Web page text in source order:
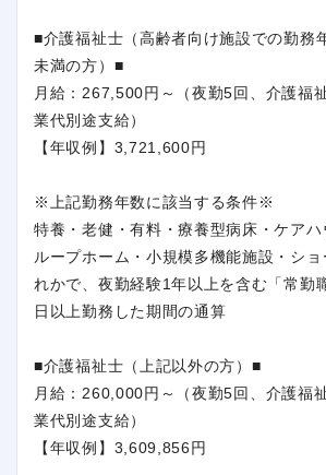
■介護福祉士（高齢者向け施設での勤務
未満の方）■
月給：267,500円～（夜勤5回、介護福
業代別途支給）
【年収例】3,721,600円
※上記勤務年数に該当する条件※
特養・老健・有料・療養型病床・ケア
ループホーム・小規模多機能施設・シ
れかで、夜勤経験1年以上を含む「常勤
日以上勤務した期間の通算
■介護福祉士（上記以外の方）■
月給：260,000円～（夜勤5回、介護福
業代別途支給）
【年収例】3,609,856円